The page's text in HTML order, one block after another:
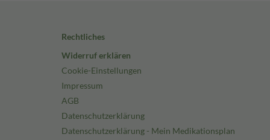
Rechtliches
Widerruf erklären
Cookie-Einstellungen
Impressum
AGB
Datenschutzerklärung
Datenschutzerklärung - Mein Medikationsplan